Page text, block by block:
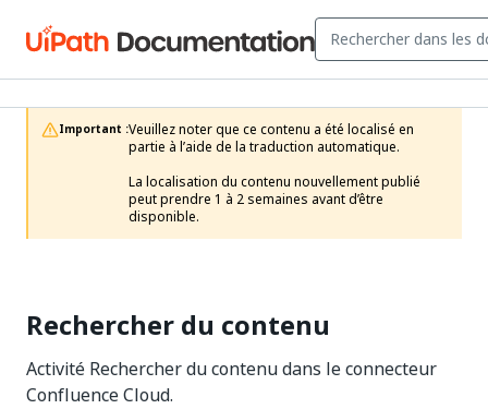
Important :Veuillez noter que ce contenu a été localisé en
partie à l’aide de la traduction automatique.
La localisation du contenu nouvellement publié
peut prendre 1 à 2 semaines avant d’être
disponible.
Rechercher du contenu
Activité Rechercher du contenu dans le connecteur
Confluence Cloud.